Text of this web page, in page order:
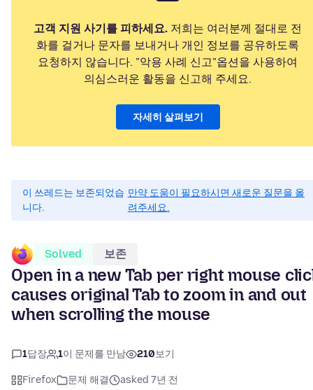
고객 지원 사기를 피하세요. 저희는 여러분께 절대로 전
화를 걸거나 문자를 보내거나 개인 정보를 공유하도록
요청하지 않습니다. "악용 사례 신고"옵션을 사용하여
의심스러운 활동을 신고해 주세요.
자세히 살펴보기
이 쓰레드는 보존되었습
니다.
만약 도움이 필요하시면 새로운 질문을 올
려주세요.
Solved 보존
Open in a new Tab per right mouse
causes original Tab to zoom in and out
when scrolling the mouse
1답장 1이 문제를 만남 210보기
Firefox 문제 해결
asked 7년 전